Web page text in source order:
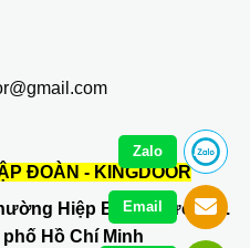
ĐOÀN - KINGDOOR
Hiệp Bình Phước, Q.
Hồ Chí Minh
Zalo
Email